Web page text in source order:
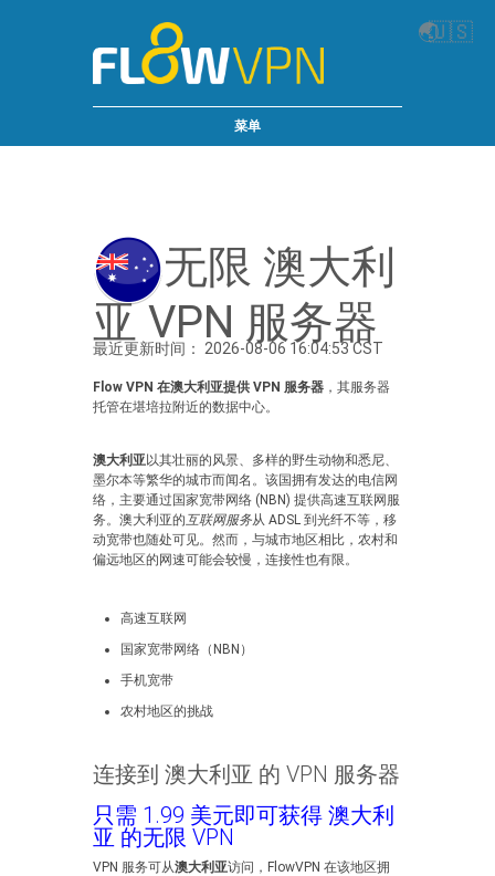
🌏🇺🇸
菜单
无限 澳大利
亚 VPN 服务器
最近更新时间： 2026-08-06 16:04:53 CST
Flow VPN 在澳大利亚提供 VPN 服务器 ，其服务器
托管在堪培拉附近的数据中心。
澳大利亚以其壮丽的风景、多样的野生动物和悉尼、
墨尔本等繁华的城市而闻名。该国拥有发达的电信网
络，主要通过国家宽带网络 (NBN) 提供高速互联网服
务。澳大利亚的 互联网服务从 ADSL 到光纤不等，移
动宽带也随处可见。然而，与城市地区相比，农村和
偏远地区的网速可能会较慢，连接性也有限。
高速互联网
国家宽带网络（NBN）
手机宽带
农村地区的挑战
连接到 澳大利亚 的 VPN 服务器
只需 1.99 美元即可获得 澳大利
亚 的无限 VPN
VPN 服务可从澳大利亚访问，FlowVPN 在该地区拥